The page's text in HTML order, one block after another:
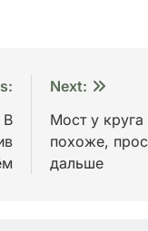
В
Next:
Мост у
похоже,
дальше